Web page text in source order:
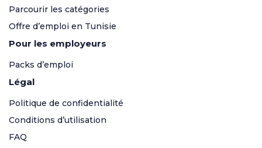
Parcourir les catégories
Offre d’emploi en Tunisie
Pour les employeurs
Packs d’emploi
Légal
Politique de confidentialité
Conditions d’utilisation
FAQ